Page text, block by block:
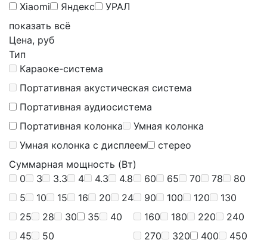
Xiaomi
Яндекс
УРАЛ
показать всё
Цена, руб
Тип
Караоке-система
Портативная акустическая система
Портативная аудиосистема
Портативная колонка
Умная колонка
Умная колонка c дисплеем
стерео
Суммарная мощность (Вт)
0
3 3.3 4 4.3
4.8
5
10 15 16 20
24
25
28 30 35
40
45
50
60 65 70 78
80
90
100 120
130
160
180 220
240
270
320 400
450